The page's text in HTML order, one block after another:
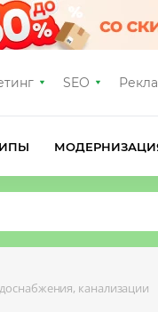
SEO
канализации